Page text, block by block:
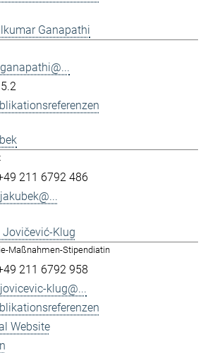
Ganapathi
211 6792 486
Jovičević-Klug
Maßnahmen-Stipendiatin
211 6792 958
klug@...
Website